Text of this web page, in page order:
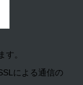
。
による通信の